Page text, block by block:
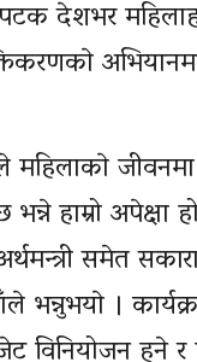
देशभर
महिलाकाे
हाम्रो अपेक्षा
समेत
भन्नुभयाे ।